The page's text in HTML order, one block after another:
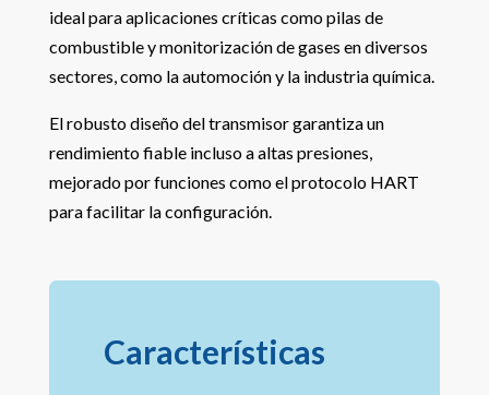
ideal para aplicaciones críticas como pilas de
combustible y monitorización de gases en diversos
sectores, como la automoción y la industria química.
El robusto diseño del transmisor garantiza un
rendimiento fiable incluso a altas presiones,
mejorado por funciones como el protocolo HART
para facilitar la configuración.
Características